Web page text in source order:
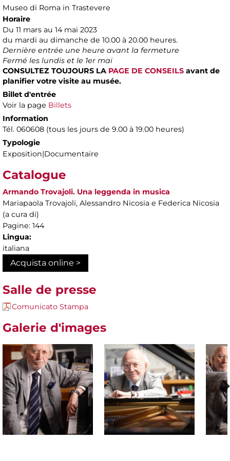
Museo di Roma in Trastevere
Horaire
Du 11 mars au 14 mai 2023
du mardi au dimanche de 10.00 à 20.00 heures.
Dernière entrée une heure avant la fermeture
Fermé les lundis et le 1er mai
CONSULTEZ TOUJOURS LA PAGE DE CONSEILS avant de
planifier votre visite au musée.
Billet d'entrée
Voir la page Billets
Information
Tél. 060608 (tous les jours de 9.00 à 19.00 heures)
Typologie
Exposition|Documentaire
Catalogue
Armando Trovajoli. Una leggenda in musica
Mariapaola Trovajoli, Alessandro Nicosia e Federica Nicosia
(a cura di)
Pagine: 144
Lingua:
italiana
Acquista online >
Salle de presse
Comunicato Stampa
Galerie d'images